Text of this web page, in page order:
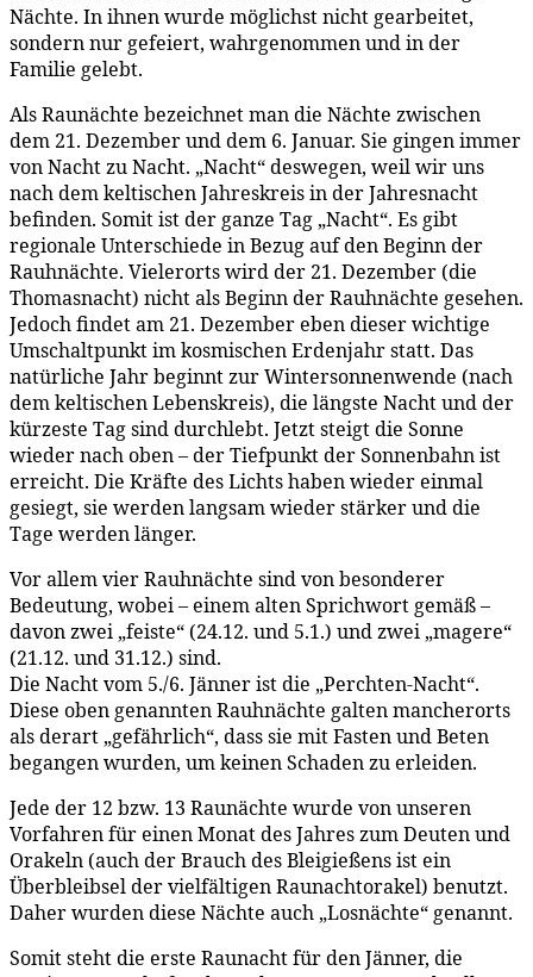
Nächte. In ihnen wurde möglichst nicht gearbeitet,
sondern nur gefeiert, wahrgenommen und in der
Familie gelebt.
Als Raunächte bezeichnet man die Nächte zwischen
dem 21. Dezember und dem 6. Januar. Sie gingen immer
von Nacht zu Nacht. „Nacht“ deswegen, weil wir uns
nach dem keltischen Jahreskreis in der Jahresnacht
befinden. Somit ist der ganze Tag „Nacht“. Es gibt
regionale Unterschiede in Bezug auf den Beginn der
Rauhnächte. Vielerorts wird der 21. Dezember (die
Thomasnacht) nicht als Beginn der Rauhnächte gesehen.
Jedoch findet am 21. Dezember eben dieser wichtige
Umschaltpunkt im kosmischen Erdenjahr statt. Das
natürliche Jahr beginnt zur Wintersonnenwende (nach
dem keltischen Lebenskreis), die längste Nacht und der
kürzeste Tag sind durchlebt. Jetzt steigt die Sonne
wieder nach oben – der Tiefpunkt der Sonnenbahn ist
erreicht. Die Kräfte des Lichts haben wieder einmal
gesiegt, sie werden langsam wieder stärker und die
Tage werden länger.
Vor allem vier Rauhnächte sind von besonderer
Bedeutung, wobei – einem alten Sprichwort gemäß –
davon zwei „feiste“ (24.12. und 5.1.) und zwei „magere“
(21.12. und 31.12.) sind.
Die Nacht vom 5./6. Jänner ist die „Perchten-Nacht“.
Diese oben genannten Rauhnächte galten mancherorts
als derart „gefährlich“, dass sie mit Fasten und Beten
begangen wurden, um keinen Schaden zu erleiden.
Jede der 12 bzw. 13 Raunächte wurde von unseren
Vorfahren für einen Monat des Jahres zum Deuten und
Orakeln (auch der Brauch des Bleigießens ist ein
Überbleibsel der vielfältigen Raunachtorakel) benutzt.
Daher wurden diese Nächte auch „Losnächte“ genannt.
Somit steht die erste Raunacht für den Jänner, die